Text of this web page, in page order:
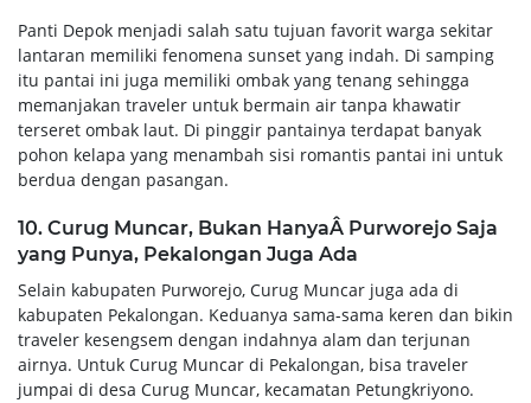
Panti Depok menjadi salah satu tujuan favorit warga sekitar
lantaran memiliki fenomena sunset yang indah. Di samping
itu pantai ini juga memiliki ombak yang tenang sehingga
memanjakan traveler untuk bermain air tanpa khawatir
terseret ombak laut. Di pinggir pantainya terdapat banyak
pohon kelapa yang menambah sisi romantis pantai ini untuk
berdua dengan pasangan.
10. Curug Muncar, Bukan HanyaÂ Purworejo Saja
yang Punya, Pekalongan Juga Ada
Selain kabupaten Purworejo, Curug Muncar juga ada di
kabupaten Pekalongan. Keduanya sama-sama keren dan bikin
traveler kesengsem dengan indahnya alam dan terjunan
airnya. Untuk Curug Muncar di Pekalongan, bisa traveler
jumpai di desa Curug Muncar, kecamatan Petungkriyono.